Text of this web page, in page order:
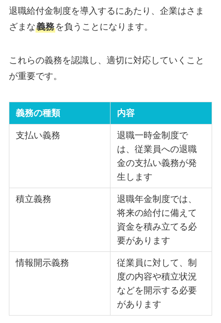
退職給付金制度を導入するにあたり、企業はさま
ざまな義務を負うことになります。
これらの義務を認識し、適切に対応していくこと
が重要です。
義務の種類 内容
支払い義務
退職一時金制度で
は、従業員への退職
金の支払い義務が発
生します
積立義務
退職年金制度では、
将来の給付に備えて
資金を積み立てる必
要があります
情報開示義務
従業員に対して、制
度の内容や積立状況
などを開示する必要
があります